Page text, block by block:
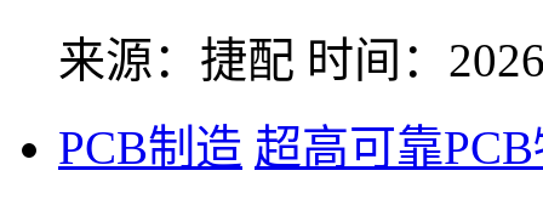
来源：捷配 时间：
PCB制造 超高可靠